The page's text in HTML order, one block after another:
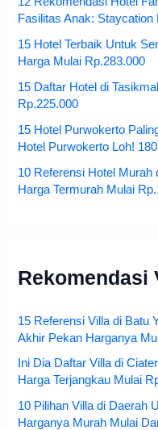
Fasilitas Anak:
15 Hotel Terbaik Untuk
Harga Mulai Rp.283.000
15 Daftar Hotel di
Rp.225.000
15 Hotel Purwokerto
Hotel Purwokerto Loh!
10 Referensi Hotel Murah
Harga Termurah Mulai
Rekomendasi
15 Referensi Villa di Batu
Akhir Pekan Harganya
Ini Dia Daftar Villa di
Harga Terjangkau Mulai
10 Pilihan Villa di Daerah
Harganya Murah Mulai